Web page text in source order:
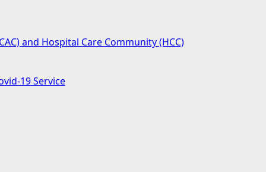
and Hospital Care Community (HCC)
19 Service